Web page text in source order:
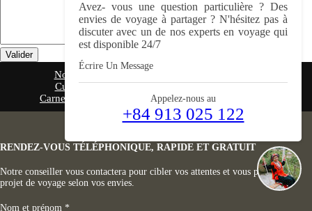
Valider
Notre agence Nos voyages
Culture Vietnamienne
Cuisine Vietnamienne
Carnet de voyage
Partage Savez- vous
RENDEZ-VOUS TÉLÉPHONIQUE, RAPIDE ET GRATUIT
Notre conseiller vous contactera pour cibler vos attentes et vous proposer un
projet de voyage selon vos envies.
Nom et prénom *
Avez- vous une question particulière ? Des
envies de voyage à partager ? N'hésitez pas à
discuter avec un de nos experts en voyage qui
est disponible 24/7
Écrire Un Message
Appelez-nous au
+84 913 025 122